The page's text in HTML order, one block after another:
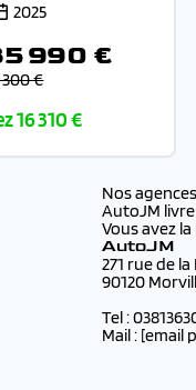
2025
990 €
300 €
16 310 €
Nos
AutoJM
Vous avez
AutoJM
271 rue de
90120
Tel :
Mail : [email